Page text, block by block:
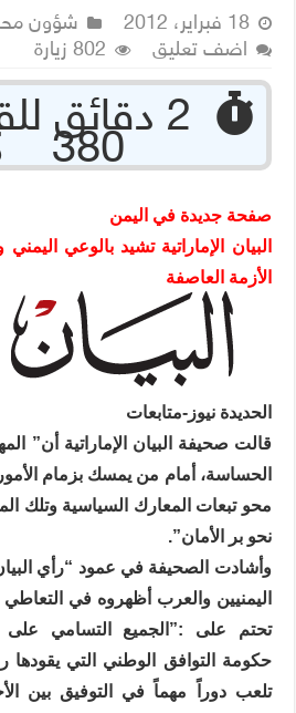
18 فبراير، 2012
شؤون
اضف تعليق
802 زيارة
380 كلمة
صفحة جديدة في اليمن
البيان الإماراتية تشيد بالوعي
الأزمة العاصفة
الحديدة نيوز-متابعات
قالت صحيفة البيان الإماراتية أن”
الحساسة، أمام من يمسك بزمام
محو تبعات المعارك السياسية وتلك
نحو بر الأمان”.
وأشادت الصحيفة في عمود “رأي
اليمنيين والعرب أظهروه في التعاطي
تحتم على :”الجميع التسامي على
حكومة التوافق الوطني التي
تلعب دوراً مهماً في التوفيق بين